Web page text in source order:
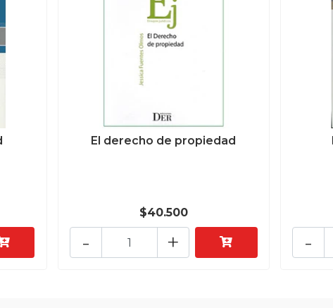
El derecho de propiedad
$40.500
+
- -